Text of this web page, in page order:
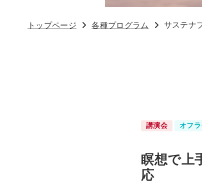
トップページ 各種プログラム サステナ
講演会 オフ
瞑想で上
応